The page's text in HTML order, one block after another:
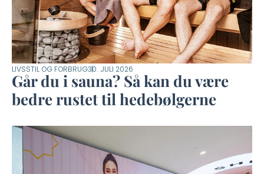
LIVSSTIL OG FORBRUG30. JULI 2026
Går du i sauna? Så kan du være
bedre rustet til hedebølgerne